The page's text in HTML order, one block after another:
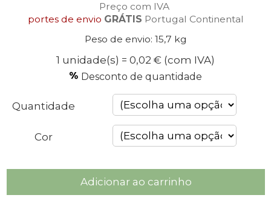
Preço com IVA
portes de envio GRÁTIS Portugal Continental
Peso de envio: 15,7 kg
1 unidade(s) = 0,02 € (com IVA)
Desconto de quantidade
Quantidade
Cor
Adicionar ao carrinho